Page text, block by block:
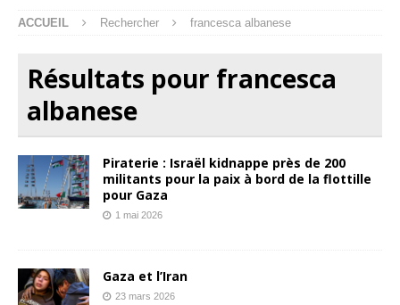
ACCUEIL Rechercher francesca albanese
Résultats pour francesca
albanese
Piraterie : Israël kidnappe près de 200
militants pour la paix à bord de la flottille
pour Gaza
1 mai 2026
Gaza et l’Iran
23 mars 2026